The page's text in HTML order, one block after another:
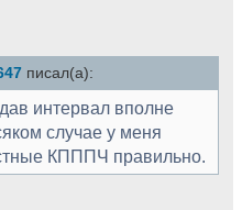
писал(а):
интервал вполне
случае у меня
КПППЧ правильно.